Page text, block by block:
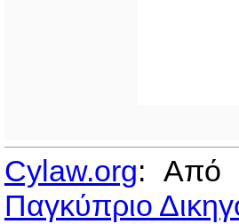
Cylaw.org: Από
Παγκύπριο